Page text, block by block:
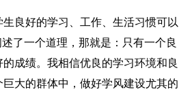
良好的学习、工作、生活习惯可以
了一个道理，那就是：只有一个良
成绩。我相信优良的学习环境和良
大的群体中，做好学风建设尤其的